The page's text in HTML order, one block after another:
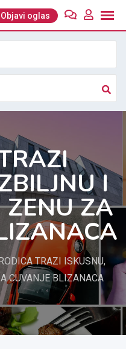
Objavi oglas
I
ZA
TRAZI ISKUSNU,
CUVANJE BLIZANACA